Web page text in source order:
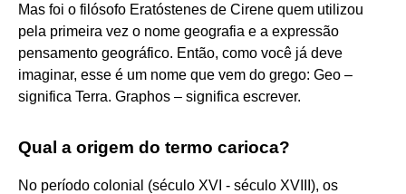
Mas foi o filósofo Eratóstenes de Cirene quem utilizou
pela primeira vez o nome geografia e a expressão
pensamento geográfico. Então, como você já deve
imaginar, esse é um nome que vem do grego: Geo –
significa Terra. Graphos – significa escrever.
Qual a origem do termo carioca?
No período colonial (século XVI - século XVIII), os